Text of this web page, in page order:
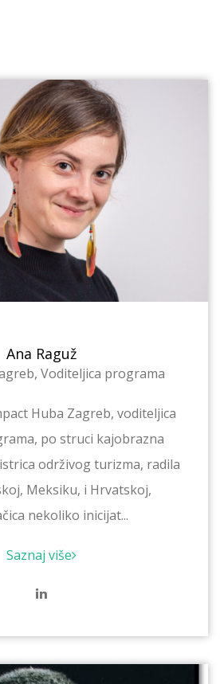
Ana Raguž
Voditeljica programa
Huba Zagreb, voditeljica
po struci kajobrazna
održivog turizma, radila
Meksiku, i Hrvatskoj,
nekoliko inicijat...
Saznaj više